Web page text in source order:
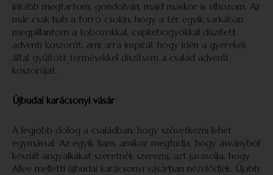
inkább megtartom, gondolván, majd máskor is elhozom. Az
már csak hab a forró csokin, hogy a tér egyik sarkában
megpillantom a tobozokkal, csipkebogyókkal díszített
adventi koszorút, ami arra inspirál, hogy idén a gyerekek
által gyűjtött termésekkel díszítsem a család adventi
koszorúját.
Újbudai karácsonyi vásár
A legjobb dolog a családban, hogy szövetkezni lehet
egymással. Az egyik fiam, amikor megtudja, hogy ásványból
készült angyalkákat szeretnék szerezni, azt javasolja, hogy
Allee melletti újbudai karácsonyi vásárban nézelődjek. Újabb